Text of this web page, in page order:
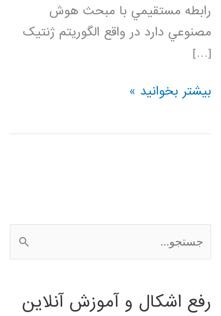
رابطه مستقيمي با مبحث هوش
مصنوعي دارد در واقع الگوريتم ژنتيک
[…]
فیلم
آموزش
متلب
MATLAB
بیشتر بخوانید »
س
ج
رفع اشکال و آموزش آنلاین